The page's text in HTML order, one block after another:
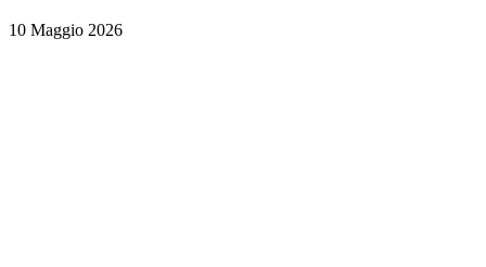
10 Maggio 2026